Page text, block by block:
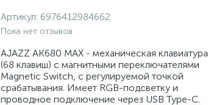
Артикул: 6976412984662
Пока нет отзывов
AJAZZ AK680 MAX - механическая клавиатура
(68 клавиш) с магнитными переключателями
Magnetic Switch, с регулируемой точкой
срабатывания. Имеет RGB-подсветку и
проводное подключение через USB Type-C.